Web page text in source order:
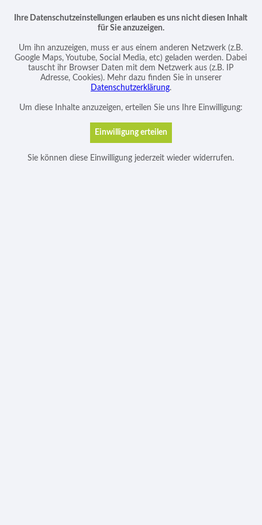
Ihre Datenschutzeinstellungen erlauben es uns nicht diesen Inhalt
für Sie anzuzeigen.
Um ihn anzuzeigen, muss er aus einem anderen Netzwerk (z.B.
Google Maps, Youtube, Social Media, etc) geladen werden. Dabei
tauscht ihr Browser Daten mit dem Netzwerk aus (z.B. IP
Adresse, Cookies). Mehr dazu finden Sie in unserer
Datenschutzerklärung.
Um diese Inhalte anzuzeigen, erteilen Sie uns Ihre Einwilligung:
Sie können diese Einwilligung jederzeit wieder widerrufen.